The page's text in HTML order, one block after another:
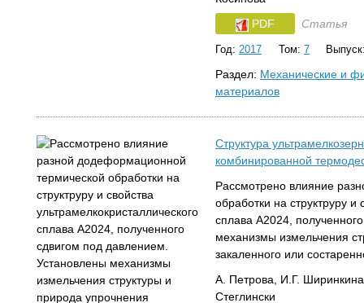
PDF
Статья
Год: 2017 Том: 7
Раздел: Механические и
материалов
Структура
комбинированной
Рассмотрено влияние
обработки на структруру и
сплава А2024,
механизмы измельчения
закаленного или
А. Петрова, И.Г.
Стеглински